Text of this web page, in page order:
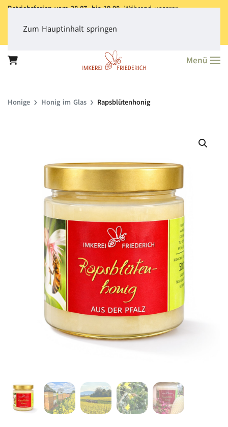
Betriebsferien vom 28.07. bis 19.08.Während unserer
dass derVersand aller Bestellungen erst ab dem 20.08.
Vielen Dank für Ihr Verständnis!
Zum Hauptinhalt springen
Menü
Honige Honig im Glas Rapsblütenhonig